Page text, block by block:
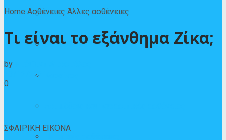
Άλλες ασθένειες
Δερματικές ασθένειες
Home Ασθένειες Άλλες ασθένειες
Τι είναι το εξάνθημα Ζίκα;
by
23/12/2021
0
ΣΦΑΙΡΙΚΗ ΕΙΚΟΝΑ